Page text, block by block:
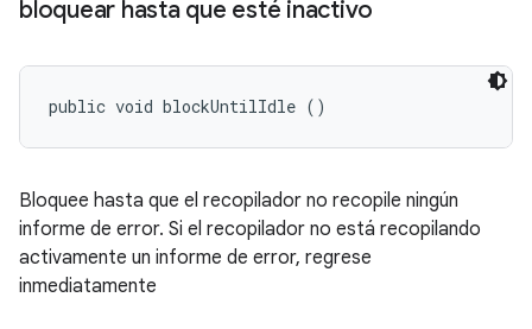
bloquear hasta que esté inactivo
public void blockUntilIdle ()
Bloquee hasta que el recopilador no recopile ningún
informe de error. Si el recopilador no está recopilando
activamente un informe de error, regrese
inmediatamente